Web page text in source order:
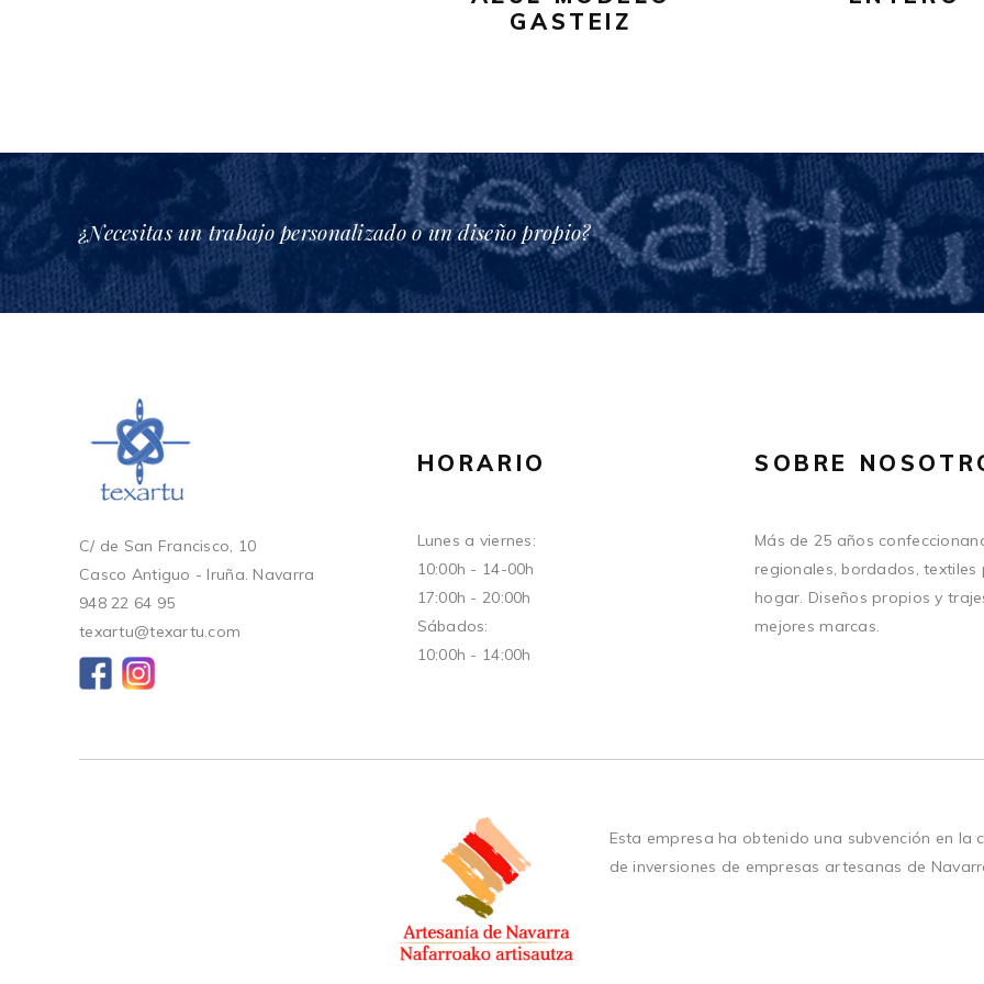
GASTEIZ
¿Necesitas un trabajo personalizado o un diseño propio?
C/ de San Francisco, 10
Casco Antiguo - Iruña. Navarra
948 22 64 95
texartu@texartu.com
HORARIO
Lunes a viernes:
10:00h - 14-00h
17:00h - 20:00h
Sábados:
10:00h - 14:00h
SOBRE
Más de 25 años
regionales, bordados, textiles
hogar. Diseños propios y
mejores marcas.
Esta empresa ha obtenido una subvención en la
de inversiones de empresas artesanas de